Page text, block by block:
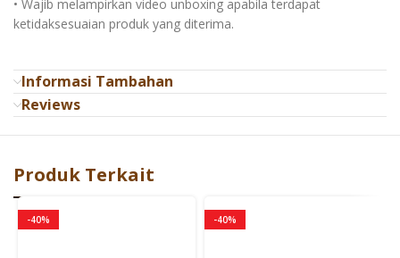
• Wajib melampirkan video unboxing apabila terdapat
ketidaksesuaian produk yang diterima.
Informasi Tambahan
Reviews
Produk Terkait
-40% -40%